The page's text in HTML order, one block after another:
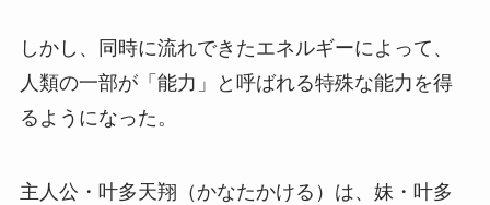
しかし、同時に流れできたエネルギーによって、
人類の一部が「能力」と呼ばれる特殊な能力を得
るようになった。
主人公・叶多天翔（かなたかける）は、妹・叶多